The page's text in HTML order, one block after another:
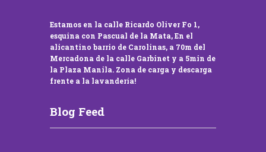
Estamos en la calle Ricardo Oliver Fo 1,
esquina con Pascual de la Mata, En el
alicantino barrio de Carolinas, a 70m del
Mercadona de la calle Garbinet y a 5min de
la Plaza Manila. Zona de carga y descarga
frente a la lavandería!
Blog Feed